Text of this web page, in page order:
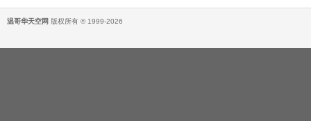
温哥华天空网 版权所有 © 1999-2026